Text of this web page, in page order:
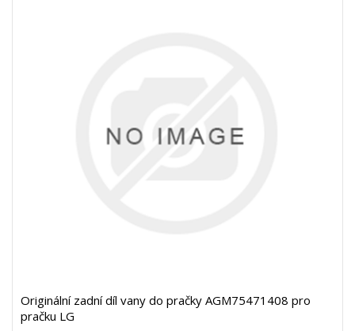
Originální zadní díl vany do pračky AGM75471408 pro
pračku LG